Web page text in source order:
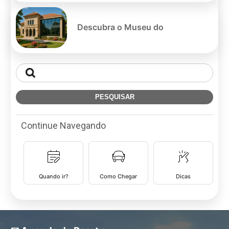
Descubra o Museu do
Continue Navegando
Quando ir? Como Chegar Dicas